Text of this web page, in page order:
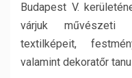
Budapest V.
várjuk művészeti
textilképeit,
valamint dekoratőr